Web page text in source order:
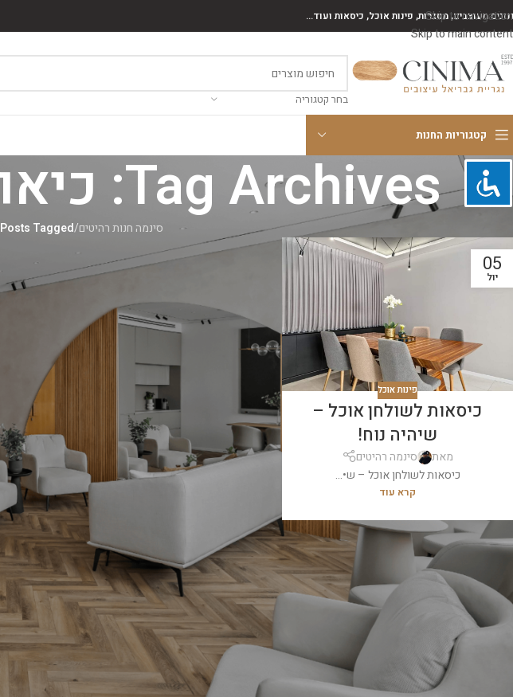
Skip to navigation
Skip to main content
מעוצבים, מסגרות, פינות אוכל, כיסאות ועוד...
בחר קטגוריה
קטגוריות החנות
Tag Archives: כיאות בהזמנה אישית
סינמה חנות רהיטים/Posts Tagged "כיאות בהזמנה אישית"
05
יול
פינות אוכל
כיסאות לשולחן אוכל –
שיהיה נוח!
מאת
סינמה רהיטים
כיסאות לשולחן אוכל – ש•...
קרא עוד